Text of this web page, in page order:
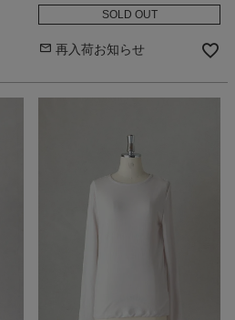
SOLD OUT
再入荷お知らせ